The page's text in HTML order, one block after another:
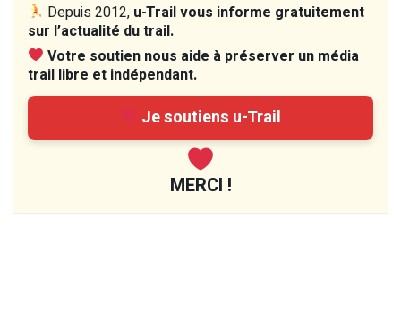
Depuis 2012, u-Trail vous informe gratuitement
sur l’actualité du trail.
Votre soutien nous aide à préserver un média
trail libre et indépendant.
Je soutiens u-Trail
MERCI !